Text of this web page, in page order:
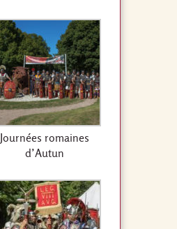
Journées romaines
d’Autun